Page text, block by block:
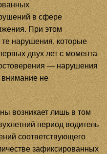
в сфере
При этом
нарушения, которые
двух лет с момента
— нарушения
внимание не
возникает лишь в том
период водитель
соответствующего
зафиксированных